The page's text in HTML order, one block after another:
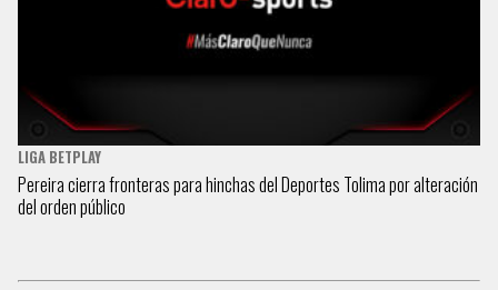
LIGA BETPLAY
Pereira cierra fronteras para hinchas del Deportes Tolima por alteración
del orden público